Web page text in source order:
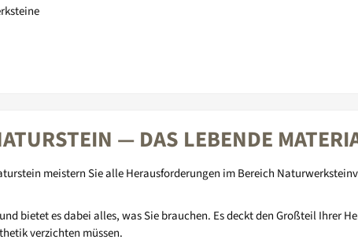
— DAS LEBENDE
meistern Sie alle Herausforderungen im Bereich
bietet es dabei alles, was Sie brauchen. Es deckt den Großteil Ihrer
verzichten müssen.